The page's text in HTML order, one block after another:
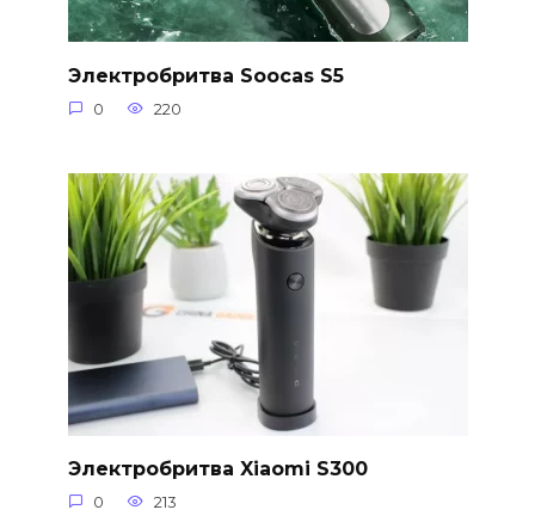
Электробритва Soocas S5
0 220
Электробритва Xiaomi S300
0 213